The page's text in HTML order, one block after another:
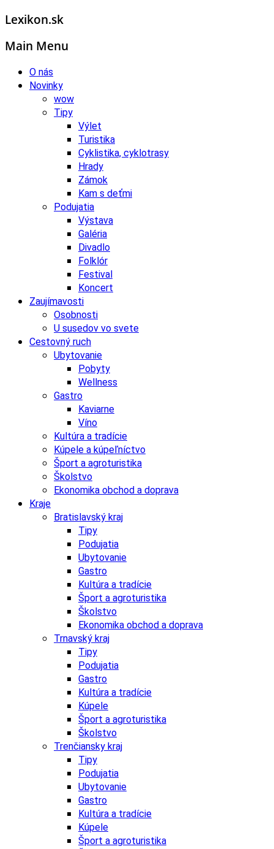
Lexikon.sk
Main Menu
O nás
Novinky
wow
Tipy
Výlet
Turistika
Cyklistika, cyklotrasy
Hrady
Zámok
Kam s deťmi
Podujatia
Výstava
Galéria
Divadlo
Folklór
Festival
Koncert
Zaujímavosti
Osobnosti
U susedov vo svete
Cestovný ruch
Ubytovanie
Pobyty
Wellness
Gastro
Kaviarne
Víno
Kultúra a tradície
Kúpele a kúpeľníctvo
Šport a agroturistika
Školstvo
Ekonomika obchod a doprava
Kraje
Bratislavský kraj
Tipy
Podujatia
Ubytovanie
Gastro
Kultúra a tradície
Šport a agroturistika
Školstvo
Ekonomika obchod a doprava
Trnavský kraj
Tipy
Podujatia
Gastro
Kultúra a tradície
Kúpele
Šport a agroturistika
Školstvo
Trenčiansky kraj
Tipy
Podujatia
Ubytovanie
Gastro
Kultúra a tradície
Kúpele
Šport a agroturistika